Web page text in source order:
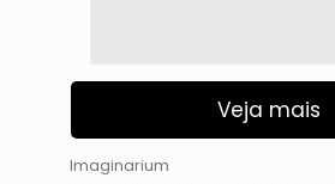
Veja mais
Imaginarium